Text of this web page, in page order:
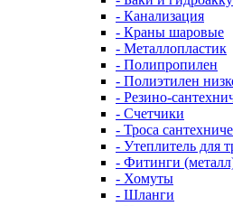
- Канализация
- Краны шаровые
- Металлопластик
- Полипропилен
- Полиэтилен
- Резино-
- Счетчики
- Троса
- Утеплитель для
- Фитинги
- Хомуты
- Шланги